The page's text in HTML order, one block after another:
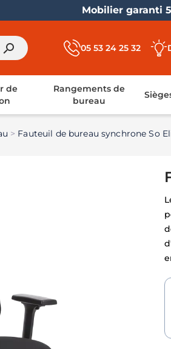
Livraison France
search 05 53 24 25 32
de
Rangements de
bureau
Fauteuil de bureau synchrone So